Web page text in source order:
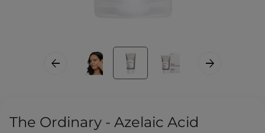
The Ordinary - Azelaic Acid